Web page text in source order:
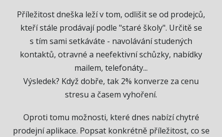
Příležitost dneška leží v tom, odlišit se od prodejců,
kteří stále prodávají podle "staré školy". Určitě se
s tím sami setkáváte - navolávání studených
kontaktů, otravné a neefektivní schůzky, nabídky
mailem, telefonáty...
Výsledek? Když dobře, tak 2% konverze za cenu
stresu a časem vyhoření.
Oproti tomu možnosti, které dnes nabízí chytré
prodejní aplikace. Popsat konkrétně příležitost, co se